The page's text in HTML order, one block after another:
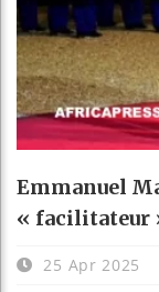
Emmanuel
« facilitateur
25 Apr 2025